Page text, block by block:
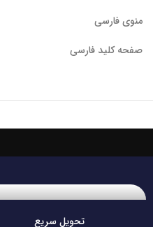
منوی فارسی
صفحه کلید فارسی
تحویل سریع